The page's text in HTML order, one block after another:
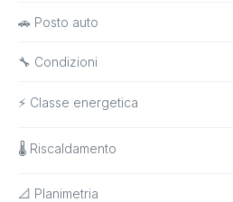
🚗 Posto auto
🔧 Condizioni
⚡ Classe energetica
🌡 Riscaldamento
📐 Planimetria